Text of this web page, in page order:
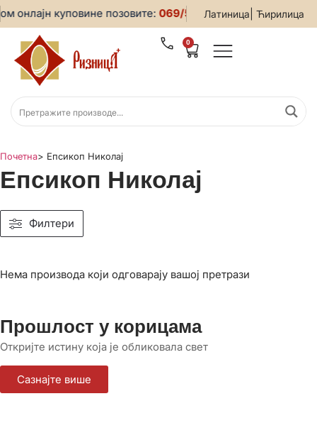
Латиница Ћирилица
онлајн куповине позовите:069/5599-019• За све
0
Почетна> Епсикоп Николај
Епсикоп Николај
Филтери
Нема производа који одговарају вашој претрази
Прошлост у корицама
Откријте истину која је обликовала свет
Сазнајте више